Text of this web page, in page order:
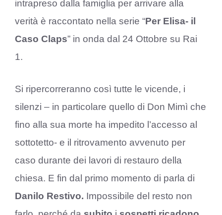
intrapreso dalla famiglia per arrivare alla
verità è raccontato nella serie “Per Elisa- il
Caso Claps” in onda dal 24 Ottobre su Rai
1.
Si ripercorreranno così tutte le vicende, i
silenzi – in particolare quello di Don Mimì che
fino alla sua morte ha impedito l’accesso al
sottotetto- e il ritrovamento avvenuto per
caso durante dei lavori di restauro della
chiesa. E fin dal primo momento di parla di
Danilo Restivo. Impossibile del resto non